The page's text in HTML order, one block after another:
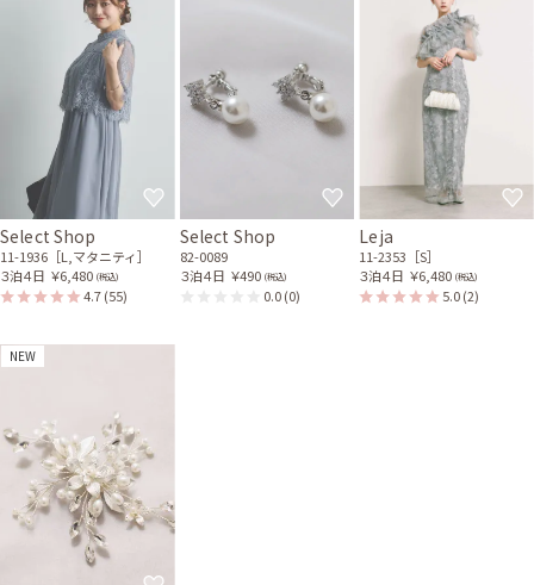
Select Shop
11-1936［L,マタニティ］
３泊４日 ￥6,480 (税込)
4.7(55)
Select Shop
82-0089
３泊４日 ￥490 (税込)
0.0(0)
Leja
11-2353［S］
３泊４日 ￥6,480 (税込)
5.0(2)
NEW